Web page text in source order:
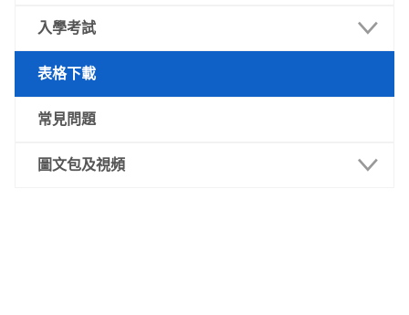
其他地區
入學考試
語言科及數學科
專業試
表格下載
常見問題
圖文包及視頻